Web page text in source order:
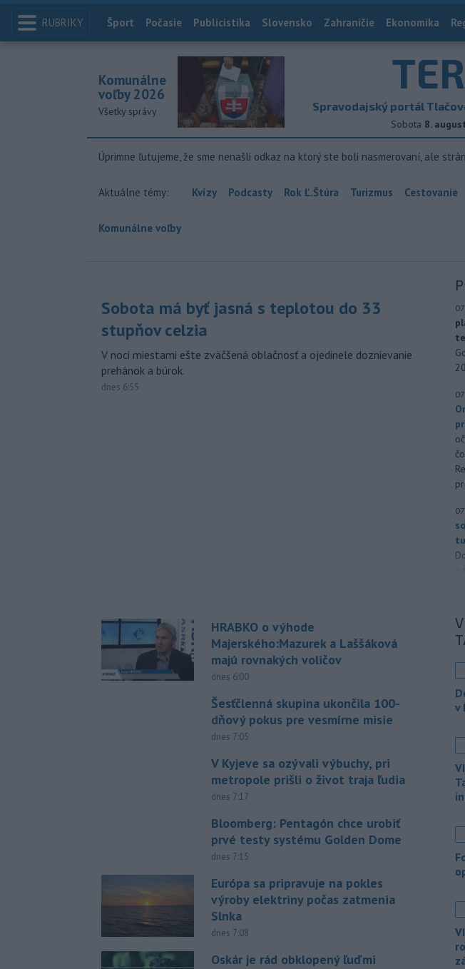
RUBRIKY Index
Šport Počasie Publicistika Slovensko Zahraničie Ekonomika
Spravodajský portál
Sobota 8.
Komunálne
voľby 2026
Všetky správy
Úprimne ľutujeme, že sme nenašli odkaz na ktorý ste boli nasmerovaní, ale
Aktuálne témy: Kvízy Podcasty Rok Ľ.Štúra Turizmus Cestovanie
Komunálne voľby
Sobota má byť jasná s teplotou do 33
stupňov celzia
V noci miestami ešte zväčšená oblačnosť a ojedinele doznievanie
prehánok a búrok.
dnes 6:55
HRABKO o výhode
Majerského:Mazurek a Laššáková
majú rovnakých voličov
dnes 6:00
Šesťčlenná skupina ukončila 100-
dňový pokus pre vesmírne misie
dnes 7:05
V Kyjeve sa ozývali výbuchy, pri
metropole prišli o život traja ľudia
dnes 7:17
Bloomberg: Pentagón chce urobiť
prvé testy systému Golden Dome
dnes 7:15
Európa sa pripravuje na pokles
výroby elektriny počas zatmenia
Slnka
dnes 7:08
Oskár je rád obklopený ľuďmi
v